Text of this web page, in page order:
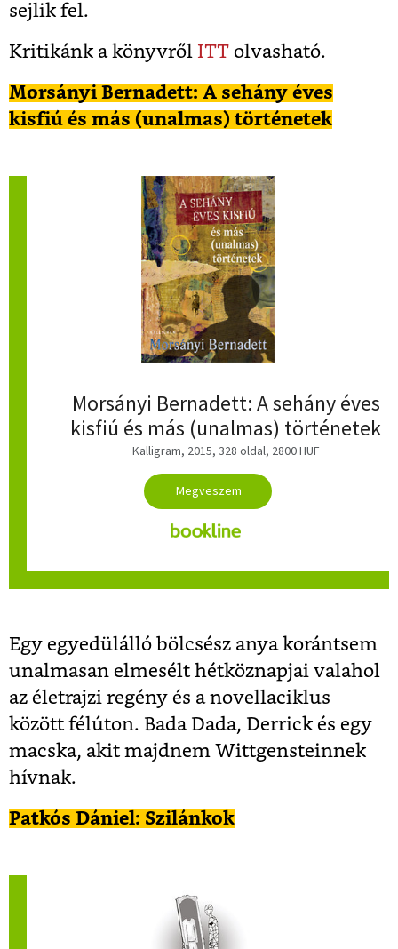
sejlik fel.
Kritikánk a könyvről ITT olvasható.
Morsányi Bernadett: A sehány éves
kisfiú és más (unalmas) történetek
Morsányi Bernadett: A sehány éves
kisfiú és más (unalmas) történetek
Kalligram, 2015, 328 oldal, 2800 HUF
Egy egyedülálló bölcsész anya korántsem
unalmasan elmesélt hétköznapjai valahol
az életrajzi regény és a novellaciklus
között félúton. Bada Dada, Derrick és egy
macska, akit majdnem Wittgensteinnek
hívnak.
Patkós Dániel: Szilánkok